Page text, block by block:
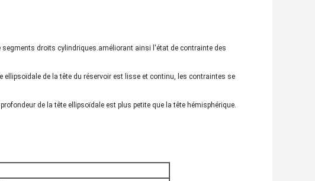
segments droits cylindriques.améliorant ainsi l'état de contrainte des
ellipsoïdale de la tête du réservoir est lisse et continu, les contraintes se
de la tête ellipsoïdale est plus petite que la tête hémisphérique.